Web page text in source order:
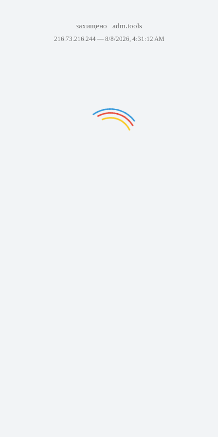
захищено adm.tools
216.73.216.244 — 8/8/2026, 4:31:12 AM